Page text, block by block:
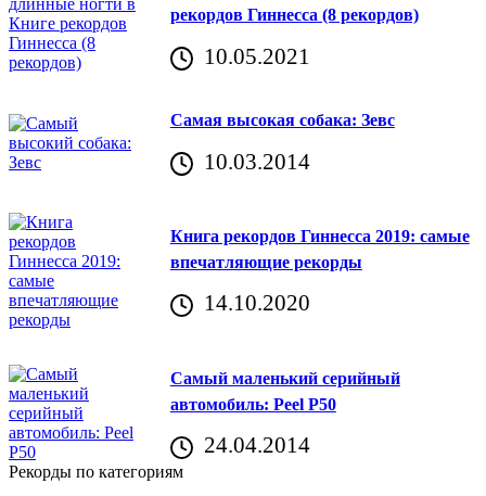
рекордов Гиннесса (8 рекордов)
10.05.2021
Самая высокая собака: Зевс
10.03.2014
Книга рекордов Гиннесса 2019: самые
впечатляющие рекорды
14.10.2020
Самый маленький серийный
автомобиль: Peel P50
24.04.2014
Рекорды по категориям